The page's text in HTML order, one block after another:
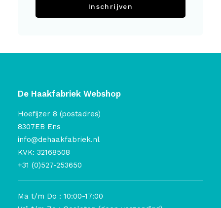
Inschrijven
De Haakfabriek Webshop
Hoefijzer 8 (postadres)
8307EB Ens
info@dehaakfabriek.nl
KVK: 32168508
+31 (0)527-253650
Ma t/m Do : 10:00-17:00